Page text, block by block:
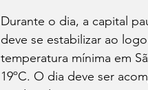
Durante o dia, a capital
deve se estabilizar ao
temperatura mínima em
19ºC. O dia deve ser